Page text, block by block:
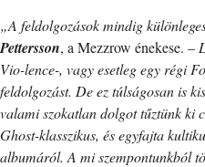
„A feldolgozások mindig
Pettersson, a Mezzrow énekese. –
Vio-lence-, vagy esetleg egy régi
feldolgozást. De ez túlságosan is
valami szokatlan dolgot tűztünk ki
Ghost-klasszikus, és egyfajta
albumáról. A mi szempontunkból